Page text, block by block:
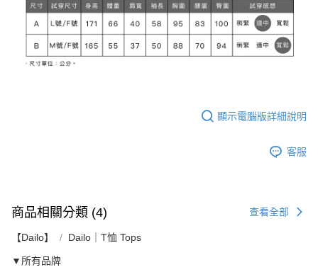
顯示電腦版詳細說明
客服
商品相關分類 (4) 查看全部
【Dailo】 Dailo｜T恤 Tops
▼所有品牌